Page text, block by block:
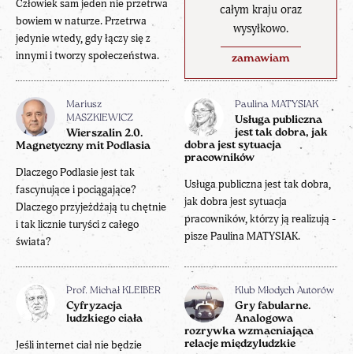
całym kraju oraz
wysyłkowo.
zamawiam
Człowiek sam jeden nie przetrwa
bowiem w naturze. Przetrwa
jedynie wtedy, gdy łączy się z
innymi i tworzy społeczeństwa.
Mariusz
MASZKIEWICZ
Wierszalin 2.0.
Magnetyczny mit Podlasia
Dlaczego Podlasie jest tak
fascynujące i pociągające?
Dlaczego przyjeżdżają tu chętnie
i tak licznie turyści z całego
świata?
Paulina MATYSIAK
Usługa publiczna
jest tak dobra, jak
dobra jest sytuacja
pracowników
Usługa publiczna jest tak dobra,
jak dobra jest sytuacja
pracowników, którzy ją realizują -
pisze Paulina MATYSIAK.
Prof. Michał KLEIBER
Cyfryzacja
ludzkiego ciała
Jeśli internet ciał nie będzie
Klub Młodych Autorów
Gry fabularne.
Analogowa
rozrywka wzmacniająca
relacje międzyludzkie